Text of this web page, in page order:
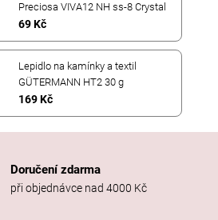
Preciosa VIVA12 NH ss-8 Crystal
69 Kč
Lepidlo na kamínky a textil
GÜTERMANN HT2 30 g
169 Kč
Doručení zdarma
při objednávce nad 4000 Kč